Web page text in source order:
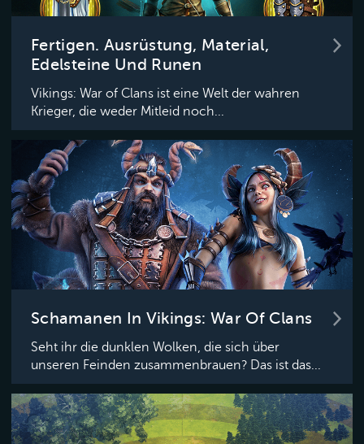
Fertigen. Ausrüstung, Material,
Edelsteine Und Runen
Vikings: War of Clans ist eine Welt der wahren
Krieger, die weder Mitleid noch...
Schamanen In Vikings: War Of Clans
Seht ihr die dunklen Wolken, die sich über
unseren Feinden zusammenbrauen? Das ist das...